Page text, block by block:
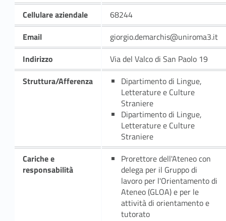
Cellulare aziendale
68244
Email
giorgio.demarchis@uniroma3.it
Indirizzo
Via del Valco di San Paolo 19
Struttura/Afferenza
Dipartimento di Lingue,
Letterature e Culture
Straniere
Dipartimento di Lingue,
Letterature e Culture
Straniere
Cariche e
responsabilità
Prorettore dell'Ateneo con
delega per il Gruppo di
lavoro per l'Orientamento di
Ateneo (GLOA) e per le
attività di orientamento e
tutorato